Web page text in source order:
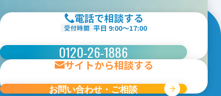
和歌山滋賀
中国・四国エリア
広島岡山山口鳥取
島根徳島香川愛媛
高知
九州エリア
電話で相談する
受付時間 平日 9:00〜17:00
0120-26-1886
サイトから相談する
お問い合わせ・ご相談